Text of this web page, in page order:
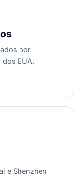
por
EUA.
e Shenzhen